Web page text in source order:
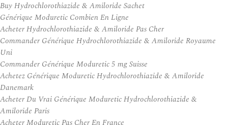
Buy Hydrochlorothiazide & Amiloride Sachet
Générique Moduretic Combien En Ligne
Acheter Hydrochlorothiazide & Amiloride Pas Cher
Commander Générique Hydrochlorothiazide & Amiloride Royaume
Uni
Commander Générique Moduretic 5 mg Suisse
Achetez Générique Moduretic Hydrochlorothiazide & Amiloride
Danemark
Acheter Du Vrai Générique Moduretic Hydrochlorothiazide &
Amiloride Paris